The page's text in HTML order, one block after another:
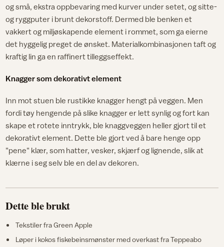
og små, ekstra oppbevaring med kurver under setet, og sitte-
og ryggputer i brunt dekorstoff. Dermed ble benken et
vakkert og miljøskapende element i rommet, som ga eierne
det hyggelig preget de ønsket. Materialkombinasjonen taft og
kraftig lin ga en raffinert tilleggseffekt.
Knagger som dekorativt element
Inn mot stuen ble rustikke knagger hengt på veggen. Men
fordi tøy hengende på slike knagger er lett synlig og fort kan
skape et rotete inntrykk, ble knaggveggen heller gjort til et
dekorativt element. Dette ble gjort ved å bare henge opp
"pene" klær, som hatter, vesker, skjærf og lignende, slik at
klærne i seg selv ble en del av dekoren.
Dette ble brukt
Tekstiler fra Green Apple
Løper i kokos fiskebeinsmønster med overkast fra Teppeabo